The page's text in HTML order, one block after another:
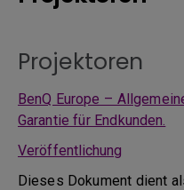
Projektoren
BenQ Europe –
Garantie für Endkunden.
Veröffentlichung
Dieses Dokument dient